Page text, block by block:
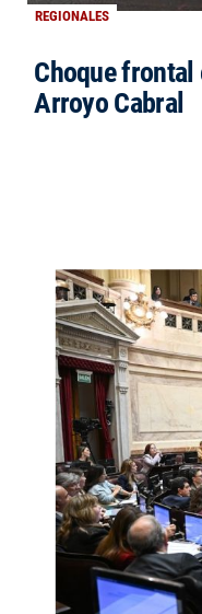
REGIONALES
Choque frontal
Arroyo Cabral